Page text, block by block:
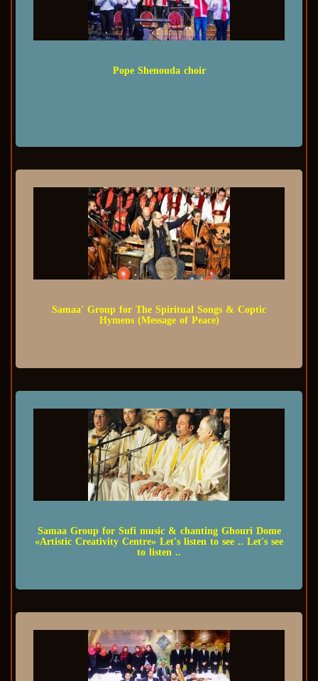
Pope Shenouda choir
Samaa' Group for The Spiritual Songs & Coptic
Hymens (Message of Peace)
Samaa Group for Sufi music & chanting Ghouri Dome
«Artistic Creativity Centre» Let's listen to see .. Let's see
to listen ..